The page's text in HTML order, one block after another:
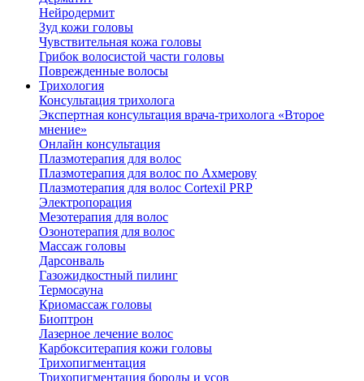
Нейродермит
Зуд кожи головы
Чувствительная кожа головы
Грибок волосистой части головы
Поврежденные волосы
Трихология
Консультация трихолога
Экспертная консультация врача-трихолога «Второе
мнение»
Онлайн консультация
Плазмотерапия для волос
Плазмотерапия для волос по Ахмерову
Плазмотерапия для волос Cortexil PRP
Электропорация
Мезотерапия для волос
Озонотерапия для волос
Массаж головы
Дарсонваль
Газожидкостный пилинг
Термосауна
Криомассаж головы
Биоптрон
Лазерное лечение волос
Карбокситерапия кожи головы
Трихопигментация
Трихопигментация бороды и усов